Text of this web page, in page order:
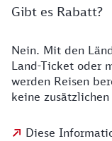
Gibt es Rabatt?
Nein. Mit den
Land-Ticket oder
werden Reisen
keine
Diese